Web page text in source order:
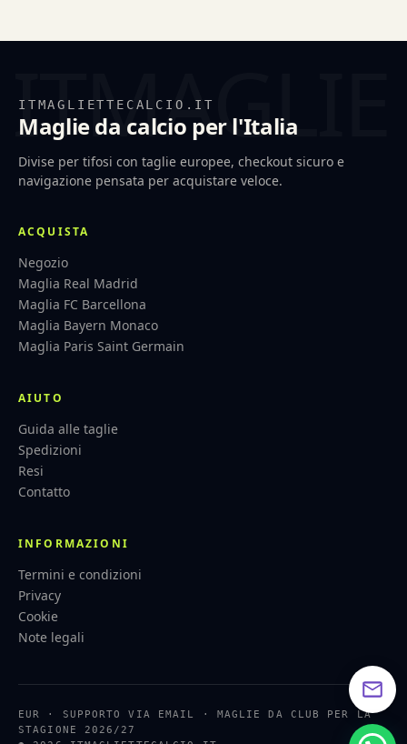
ITMAGLIETTECALCIO.IT
Maglie da calcio per l'Italia
Divise per tifosi con taglie europee, checkout sicuro e
navigazione pensata per acquistare veloce.
ACQUISTA
Negozio
Maglia Real Madrid
Maglia FC Barcellona
Maglia Bayern Monaco
Maglia Paris Saint Germain
AIUTO
Guida alle taglie
Spedizioni
Resi
Contatto
INFORMAZIONI
Termini e condizioni
Privacy
Cookie
Note legali
EUR · SUPPORTO VIA EMAIL · MAGLIE DA CLUB PER LA
STAGIONE 2026/27